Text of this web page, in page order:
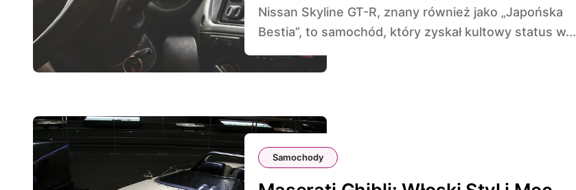
Nissan Skyline GT-R, znany również jako „Japońska
Bestia”, to samochód, który zyskał kultowy status w...
Samochody